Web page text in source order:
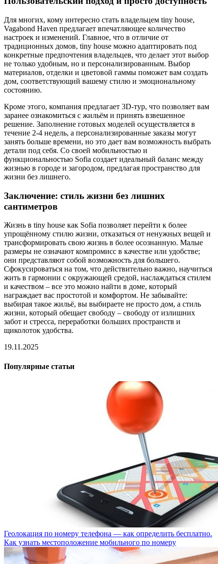
Для многих, кому интересно стать владельцем tiny house,
Vagabond Haven предлагает впечатляющее количество
настроек и изменений. Главное, что в отличие от
традиционных домов, tiny house можно адаптировать под
конкретные предпочтения владельцев, что делает этот выбор
не только удобным, но и персонализированным. Выбор
материалов, отделки и цветовой гаммы поможет вам создать
дом, соответствующий вашему стилю и эмоциональному
состоянию.
Кроме этого, компания предлагает 3D-тур, что позволяет вам
заранее ознакомиться с жильём и принять взвешенное
решение. Заполнение готовых моделей осуществляется в
течение 2-4 недель, а персонализированные заказы могут
занять больше времени, но это дает вам возможность выбрать
детали под себя. Со своей мобильностью и
функциональностью Sofia создает идеальный баланс между
жизнью в городе и загородом, предлагая пространство для
жизни без лишнего.
Заключение: стиль жизни без лишних
сантиметров
Жизнь в tiny house как Sofia позволяет перейти к более
упрощённому стилю жизни, отказаться от ненужных вещей и
трансформировать свою жизнь в более осознанную. Малые
размеры не означают компромисс в качестве или удобстве;
они представляют собой возможность для большего.
Сфокусироваться на том, что действительно важно, научиться
жить в гармонии с окружающей средой, наслаждаться стилем
и качеством – все это можно найти в доме, который
награждает вас простотой и комфортом. Не забывайте:
выбирая такое жильё, вы выбираете не просто дом, а стиль
жизни, который обещает свободу – свободу от излишних
забот и стресса, переработки больших пространств и
щиколоток удобства.
19.11.2025
Популярные статьи
Геолокация по номеру телефона — как определить бесплатно.
Как узнать местоположение мобильного по номеру